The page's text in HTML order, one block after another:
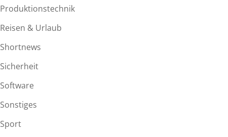
Produktionstechnik
Reisen & Urlaub
Shortnews
Sicherheit
Software
Sonstiges
Sport